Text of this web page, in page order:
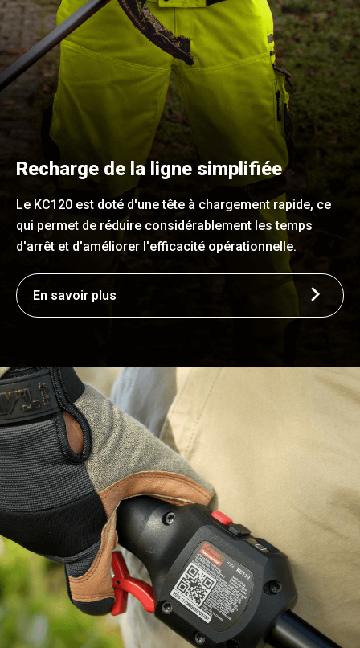
Recharge de la ligne simplifiée
Le KC120 est doté d'une tête à chargement rapide, ce
qui permet de réduire considérablement les temps
d'arrêt et d'améliorer l'efficacité opérationnelle.
En savoir plus